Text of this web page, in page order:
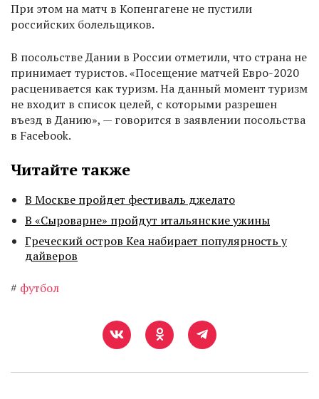
При этом на матч в Копенгагене не пустили
российских болельщиков.
В посольстве Дании в России отметили, что страна не
принимает туристов. «Посещение матчей Евро-2020
расценивается как туризм. На данный момент туризм
не входит в список целей, с которыми разрешен
въезд в Данию», — говорится в заявлении посольства
в Facebook.
Читайте также
В Москве пройдет фестиваль джелато
В «Сыроварне» пройдут итальянские ужины
Греческий остров Кеа набирает популярность у
дайверов
# футбол